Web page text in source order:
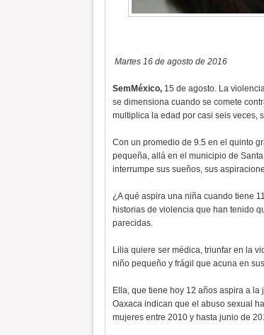
Martes 16 de agosto de 2016
SemMéxico,15 de agosto. La
se dimensiona cuando se comete
multiplica la edad por casi seis veces,
Con un promedio de 9.5 en el quinto
pequeña, allá en el municipio de
interrumpe sus sueños, sus
¿A qué aspira una niña cuando tiene
historias de violencia que han tenido
parecidas.
Lilia quiere ser médica, triunfar en la
niño pequeño y frágil que acuna en
Ella, que tiene hoy 12 años aspira a
Oaxaca indican que el abuso sexual
mujeres entre 2010 y hasta junio de